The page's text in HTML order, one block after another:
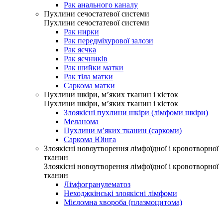
Рак анального каналу
Пухлини сечостатевої системи
Пухлини сечостатевої системи
Рак нирки
Рак передміхурової залози
Рак яєчка
Рак яєчників
Рак шийки матки
Рак тіла матки
Саркома матки
Пухлини шкіри, м’яких тканин і кісток
Пухлини шкіри, м’яких тканин і кісток
Злоякісні пухлини шкіри (лімфоми шкіри)
Меланома
Пухлини м’яких тканин (саркоми)
Саркома Юінга
Злоякісні новоутворення лімфоїдної і кровотворної
тканин
Злоякісні новоутворення лімфоїдної і кровотворної
тканин
Лімфогранулематоз
Неходжкінські злоякісні лімфоми
Мієломна хвороба (плазмоцитома)